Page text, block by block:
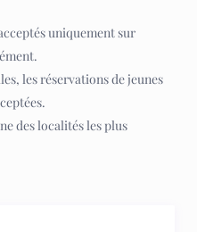
uniquement sur
les réservations de jeunes
des localités les plus